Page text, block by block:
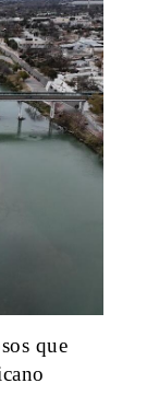
que